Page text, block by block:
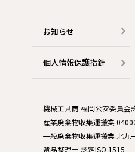
お知らせ
個人情報保護指針
機械工具商 福岡公安委員
産業廃棄物収集運搬業
一般廃棄物収集運搬業 北九
遺品整理士 認定ISO 1515